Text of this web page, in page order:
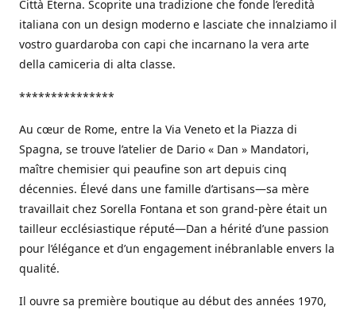
Città Eterna. Scoprite una tradizione che fonde l’eredità
italiana con un design moderno e lasciate che innalziamo il
vostro guardaroba con capi che incarnano la vera arte
della camiceria di alta classe.
***************
Au cœur de Rome, entre la Via Veneto et la Piazza di
Spagna, se trouve l’atelier de Dario « Dan » Mandatori,
maître chemisier qui peaufine son art depuis cinq
décennies. Élevé dans une famille d’artisans—sa mère
travaillait chez Sorella Fontana et son grand-père était un
tailleur ecclésiastique réputé—Dan a hérité d’une passion
pour l’élégance et d’un engagement inébranlable envers la
qualité.
Il ouvre sa première boutique au début des années 1970,